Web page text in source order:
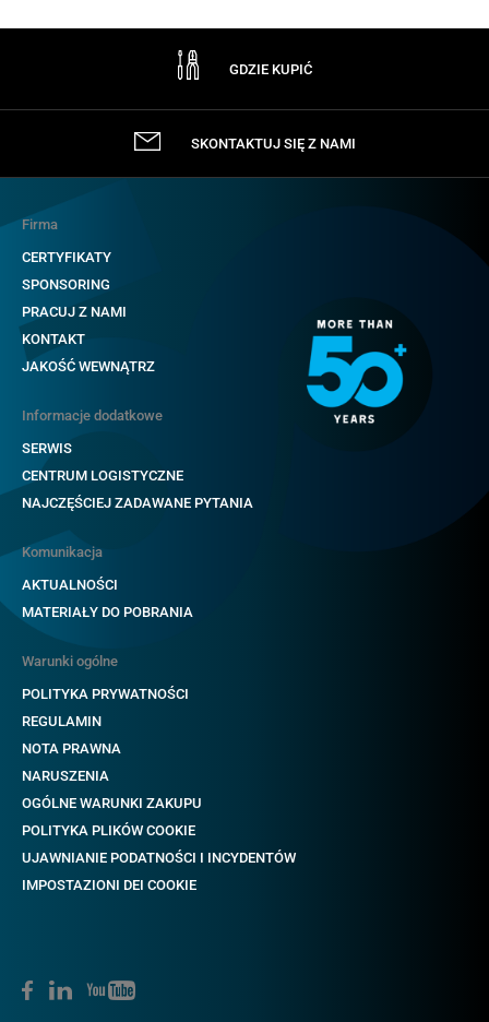
GDZIE KUPIĆ
SKONTAKTUJ SIĘ Z NAMI
Firma
CERTYFIKATY
SPONSORING
PRACUJ Z NAMI
KONTAKT
JAKOŚĆ WEWNĄTRZ
Informacje dodatkowe
SERWIS
CENTRUM LOGISTYCZNE
NAJCZĘŚCIEJ ZADAWANE PYTANIA
Komunikacja
AKTUALNOŚCI
MATERIAŁY DO POBRANIA
Warunki ogólne
POLITYKA PRYWATNOŚCI
REGULAMIN
NOTA PRAWNA
NARUSZENIA
OGÓLNE WARUNKI ZAKUPU
POLITYKA PLIKÓW COOKIE
UJAWNIANIE PODATNOŚCI I INCYDENTÓW
IMPOSTAZIONI DEI COOKIE